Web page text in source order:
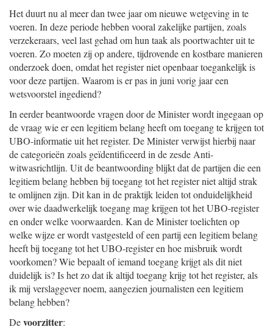
Het duurt nu al meer dan twee jaar om nieuwe wetgeving in te
voeren. In deze periode hebben vooral zakelijke partijen, zoals
verzekeraars, veel last gehad om hun taak als poortwachter uit te
voeren. Zo moeten zij op andere, tijdrovende en kostbare manieren
onderzoek doen, omdat het register niet openbaar toegankelijk is
voor deze partijen. Waarom is er pas in juni vorig jaar een
wetsvoorstel ingediend?
In eerder beantwoorde vragen door de Minister wordt ingegaan op
de vraag wie er een legitiem belang heeft om toegang te krijgen tot
UBO-informatie uit het register. De Minister verwijst hierbij naar
de categorieën zoals geïdentificeerd in de zesde Anti-
witwasrichtlijn. Uit de beantwoording blijkt dat de partijen die een
legitiem belang hebben bij toegang tot het register niet altijd strak
te omlijnen zijn. Dit kan in de praktijk leiden tot onduidelijkheid
over wie daadwerkelijk toegang mag krijgen tot het UBO-register
en onder welke voorwaarden. Kan de Minister toelichten op
welke wijze er wordt vastgesteld of een partij een legitiem belang
heeft bij toegang tot het UBO-register en hoe misbruik wordt
voorkomen? Wie bepaalt of iemand toegang krijgt als dit niet
duidelijk is? Is het zo dat ik altijd toegang krijg tot het register, als
ik mij verslaggever noem, aangezien journalisten een legitiem
belang hebben?
Devoorzitter: